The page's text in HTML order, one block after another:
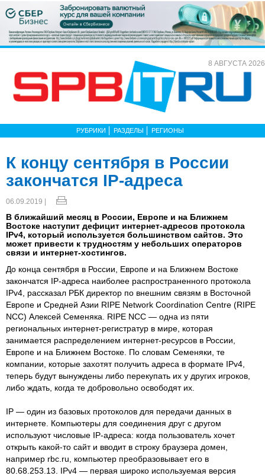
8 АВГУСТА 2026
РУБРИКИ РАЗДЕЛЫ РЕГИОНЫ
К концу сентября в России
закончатся IP-адреса
06.09.2019 |
В ближайший месяц в России, Европе и на Ближнем
Востоке наступит дефицит интернет-адресов протокола
IPv4, который используется большинством сайтов. Это
может привести к трудностям у небольших операторов
связи и интернет-хостингов.
До конца сентября в России, Европе и на Ближнем Востоке
закончатся IP-адреса наиболее распространенного протокола
IPv4, рассказал РБК директор по внешним связям в Восточной
Европе и Средней Азии RIPE Network Coordination Centre (RIPE
NCC) Алексей Семеняка. RIPE NCC — одна из пяти
региональных интернет-регистратур в мире, которая
занимается распределением интернет-ресурсов в России,
Европе и на Ближнем Востоке. По словам Семеняки, те
компании, которые захотят получить адреса в формате IPv4,
теперь будут вынуждены либо перекупать их у других игроков,
либо ждать, когда те добровольно освободят их.
IP — один из базовых протоколов для передачи данных в
интернете. Компьютеры для соединения друг с другом
используют числовые IP-адреса: когда пользователь хочет
открыть какой-то сайт и вводит в строку браузера домен,
например rbc.ru, компьютер преобразовывает его в
80.68.253.13. IPv4 — первая широко используемая версия